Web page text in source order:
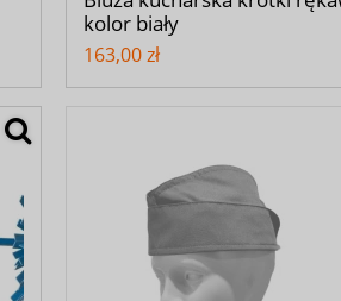
kolor biały
163,00 zł